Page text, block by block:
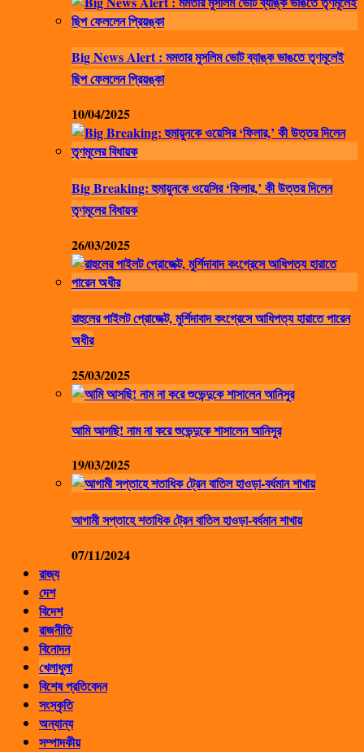
Big News Alert : মমতার মুসলিম ভোট ব্যাঙ্ক ভাঙতে তৃণমূলেই
ছিপ ফেললেন প্রিয়ঙ্কা
10/04/2025
Big Breaking: হুমায়ুনকে ওয়েসির ‘ফিলার,’ কী উত্তর দিলেন
তৃণমূলের বিধায়ক
26/03/2025
রাহুলের পাইলট প্রোজেক্ট, মুর্শিদাবাদ কংগ্রেসে আধিপত্য হারাতে পারেন
অধীর
25/03/2025
আমি আসছি! নাম না করে শুভেন্দুকে শাসালেন আনিসুর
19/03/2025
আগামী সপ্তাহে শতাধিক ট্রেন বাতিল হাওড়া-বর্ধমান শাখায়
07/11/2024
রাজ্য
দেশ
বিদেশ
রাজনীতি
বিনোদন
খেলাধুলা
বিশেষ প্রতিবেদন
সংস্কৃতি
অন্যান্য
সম্পাদকীয়